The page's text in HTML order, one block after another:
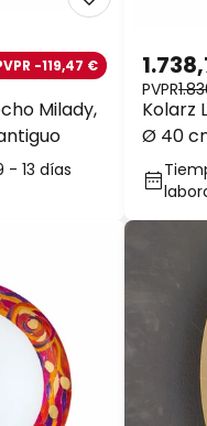
Milady,
-119,47 €
- 13 días
Kolarz
Ø 40
PVPR